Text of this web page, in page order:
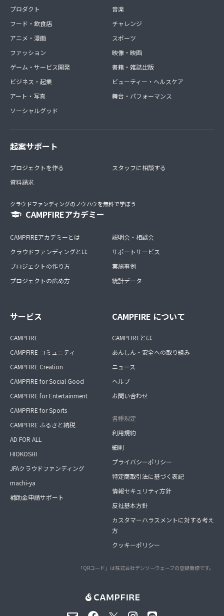
プロダクト
フード・飲食店
アニメ・漫画
ファッション
ゲーム・サービス開発
ビジネス・起業
アート・写真
ソーシャルグッド
音楽
チャレンジ
スポーツ
映像・映画
書籍・雑誌出版
ビューティー・ヘルスケア
舞台・パフォーマンス
起案サポート
プロジェクトを作る
資料請求
スタッフに相談する
クラウドファンディングのノウハウを無料で学ぼう
CAMPFIREアカデミー
CAMPFIREアカデミーとは
クラウドファンディングとは
プロジェクトの作り方
プロジェクトの広め方
説明会・相談会
サポートサービス
実施事例
統計データ
サービス
CAMPFIRE
CAMPFIRE コミュニティ
CAMPFIRE Creation
CAMPFIRE for Social Good
CAMPFIRE for Entertainment
CAMPFIRE for Sports
CAMPFIRE ふるさと納税
AD FOR ALL
HIOKOSHI
JFAクラウドファンディング
machi-ya
補助金申請サポート
CAMPFIRE について
CAMPFIREとは
あんしん・安全への取り組み
ニュース
ヘルプ
お問い合わせ
各種規定
利用規約
細則
プライバシーポリシー
特定商取引法に基づく表記
情報セキュリティ方針
反社基本方針
カスタマーハラスメントに対する考え
方
クッキーポリシー
「QRコード」は株式会社デンソーウェーブの登録商標です。